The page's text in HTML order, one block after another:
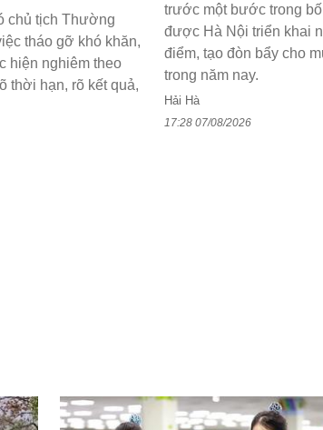
chủ tịch Thường
tháo gỡ khó khăn,
hiện nghiêm theo
thời hạn, rõ kết quả,
trước một bước trong
được Hà Nội triển khai
điểm, tạo đòn bẩy cho
trong năm nay.
Hải Hà
17:28 07/08/2026